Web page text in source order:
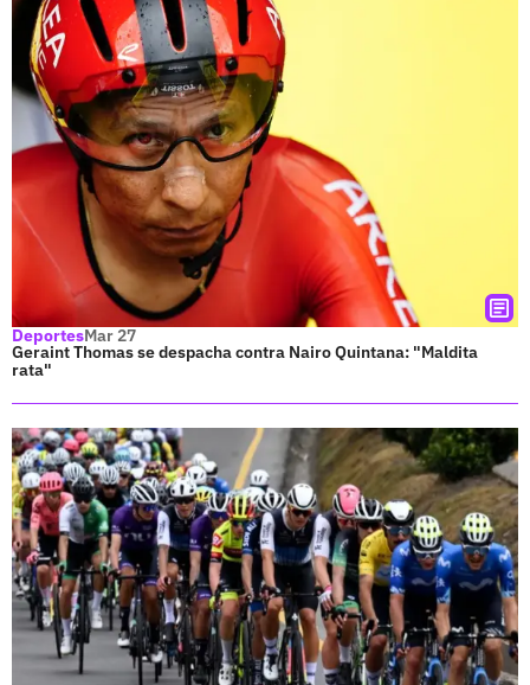
DeportesMar 27
Geraint Thomas se despacha contra Nairo Quintana: "Maldita
rata"